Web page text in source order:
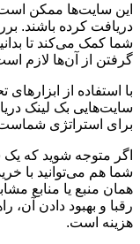
این سایت‌ها ممکن است
دریافت کرده باشند.
شما کمک می‌کند تا
گرفتن از آن‌ها لازم
با استفاده از
سایت‌هایی بک لینک
برای استراتژی
اگر متوجه شوید که
شما هم می‌توانید با
همان منبع یا منابع
رقبا و بهبود دادن
هزینه است.